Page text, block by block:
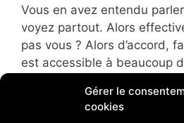
Gérer le
cookies
Vous en avez entendu
voyez partout. Alors
pas vous ? Alors d’accord,
est accessible à beaucoup
parce qu’elles font trop
empêchent de faire de